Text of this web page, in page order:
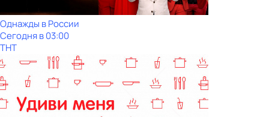
Однажды в России
Сегодня в 03:00
ТНТ